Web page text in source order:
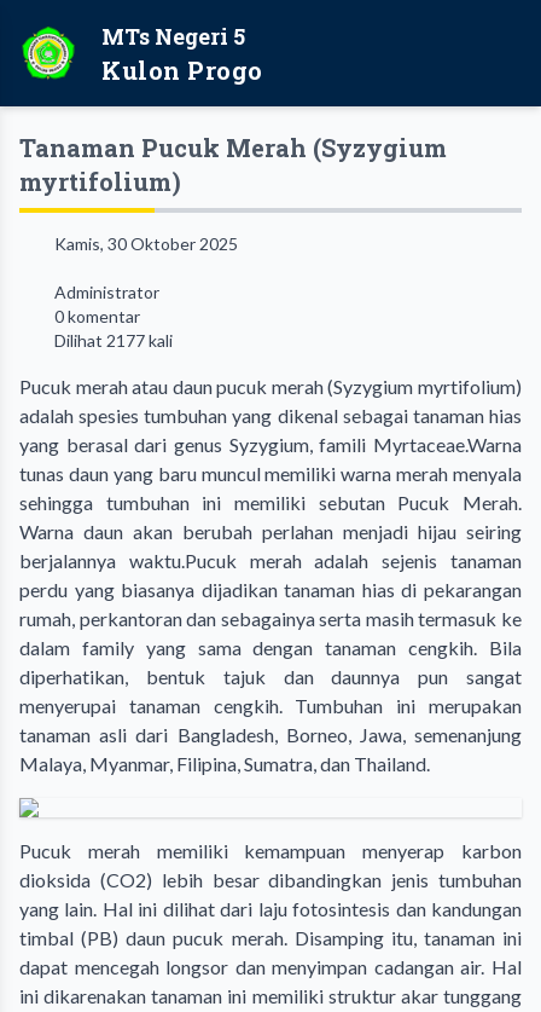
MTs Negeri 5
Kulon Progo
Tanaman Pucuk Merah (Syzygium
myrtifolium)
Kamis, 30 Oktober 2025
Administrator
0 komentar
Dilihat 2177 kali
Pucuk merah atau daun pucuk merah (Syzygium myrtifolium)
adalah spesies tumbuhan yang dikenal sebagai tanaman hias
yang berasal dari genus Syzygium, famili Myrtaceae.Warna
tunas daun yang baru muncul memiliki warna merah menyala
sehingga tumbuhan ini memiliki sebutan Pucuk Merah.
Warna daun akan berubah perlahan menjadi hijau seiring
berjalannya waktu.Pucuk merah adalah sejenis tanaman
perdu yang biasanya dijadikan tanaman hias di pekarangan
rumah, perkantoran dan sebagainya serta masih termasuk ke
dalam family yang sama dengan tanaman cengkih. Bila
diperhatikan, bentuk tajuk dan daunnya pun sangat
menyerupai tanaman cengkih. Tumbuhan ini merupakan
tanaman asli dari Bangladesh, Borneo, Jawa, semenanjung
Malaya, Myanmar, Filipina, Sumatra, dan Thailand.
Pucuk merah memiliki kemampuan menyerap karbon
dioksida (CO2) lebih besar dibandingkan jenis tumbuhan
yang lain. Hal ini dilihat dari laju fotosintesis dan kandungan
timbal (PB) daun pucuk merah. Disamping itu, tanaman ini
dapat mencegah longsor dan menyimpan cadangan air. Hal
ini dikarenakan tanaman ini memiliki struktur akar tunggang